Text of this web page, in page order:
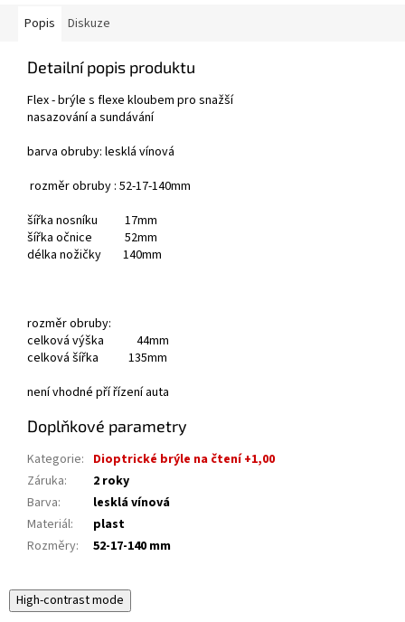
Popis Diskuze
Detailní popis produktu
Flex - brýle s flexe kloubem pro snažší
nasazování a sundávání
barva obruby: lesklá vínová
rozměr obruby : 52-17-140mm
šířka nosníku 17mm
šířka očnice 52mm
délka nožičky 140mm
rozměr obruby:
celková výška 44mm
celková šířka 135mm
není vhodné pří řízení auta
Doplňkové parametry
Kategorie: Dioptrické brýle na čtení +1,00
Záruka:
2 roky
Barva:
lesklá vínová
Materiál:
plast
Rozměry: 52-17-140 mm
High-contrast mode